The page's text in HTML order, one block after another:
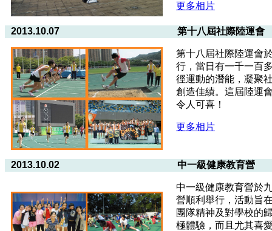
更多相片
2013.10.07 第十八屆社際陸運會
第十八屆社際陸運會
行，當日有一千一百
徑運動的潛能，凝聚
創造佳績。這屆陸運
令人可喜！
更多相片
2013.10.02 中一級健康教育營
中一級健康教育營於
營順利舉行，活動旨
團隊精神及對學校的
極體驗，而且尤其喜